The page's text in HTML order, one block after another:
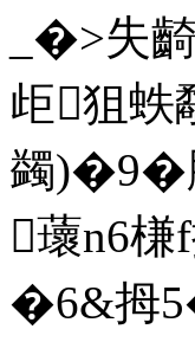
_�>失
歫狙
蠲
蘾n6槏
�6&拇